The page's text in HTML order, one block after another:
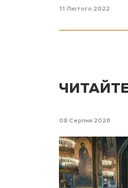
11 Лютого 2022
08 Серпня 2026